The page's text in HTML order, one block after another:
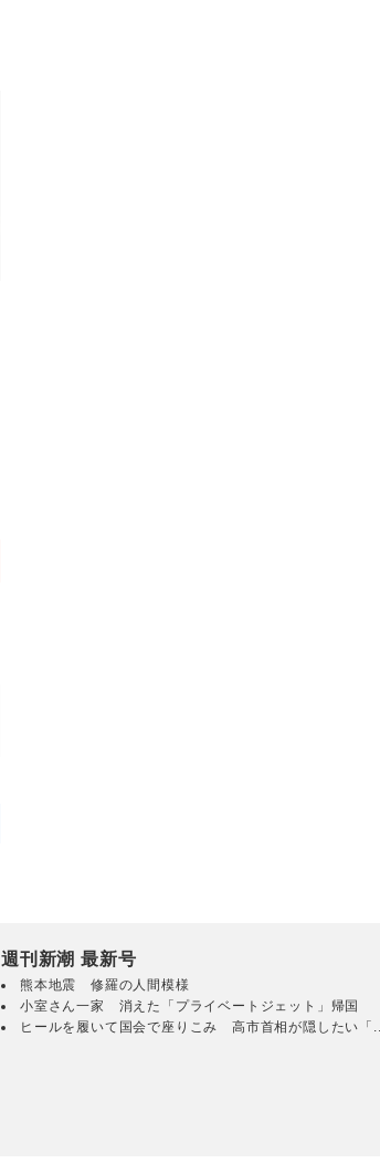
週刊新潮 最新号
熊本地震 修羅の人間模様
小室さん一家 消えた「プライベートジェット」帰国
ヒールを履いて国会で座りこみ 高市首相が隠したい「...